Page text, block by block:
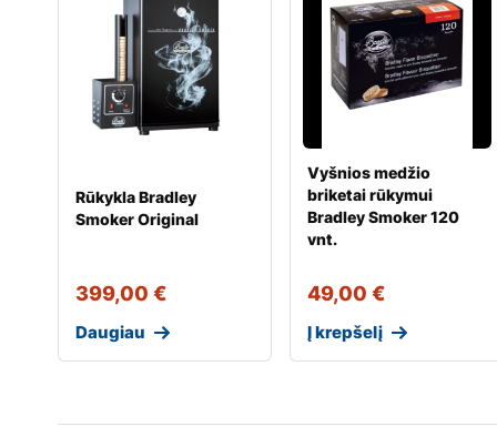
Rūkykla Bradley
Smoker Original
399,00 €
Daugiau
Vyšnios medžio
briketai rūkymui
Bradley Smoker 120
vnt.
49,00€
Į krepšelį